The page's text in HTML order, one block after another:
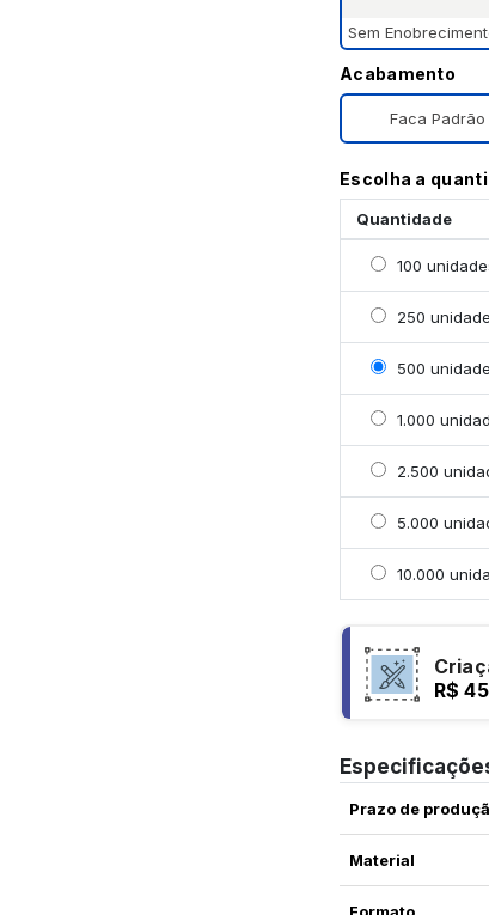
Sem
Acabamento
Faca Padrão
Escolha a
Quantidade
Selecionar
100
Selecionar
250
Selecionar
500
Selecionar
1.000
Selecionar
2.500
Selecionar
5.000
Selecionar
10.000
R$
Prazo de
Material